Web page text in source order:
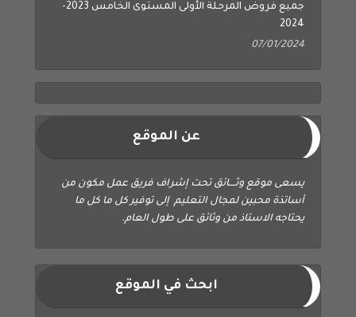
جميع فروض المرحلة الأولى المستوى الخامس 2023-
2024
07/01/2024
عن الموقع
يسعى موقع وثــــائق تحت إشراف فريق عمل مكون من
أساتذة محبين لمجال التعليم إلى توفير كل ما كل ما
يحتاجه الاستاذ من وثائق على طول العام.
ابحث في الموقع